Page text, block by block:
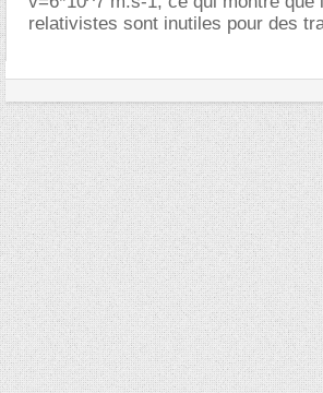
relativistes sont inutiles pour des